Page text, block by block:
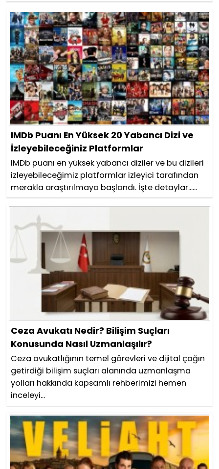
IMDb Puanı En Yüksek 20 Yabancı Dizi ve
İzleyebileceğiniz Platformlar
IMDb puanı en yüksek yabancı diziler ve bu dizileri
izleyebileceğimiz platformlar izleyici tarafından
merakla araştırılmaya başlandı. İşte detaylar......
Ceza Avukatı Nedir? Bilişim Suçları
Konusunda Nasıl Uzmanlaşılır?
Ceza avukatlığının temel görevleri ve dijital çağın
getirdiği bilişim suçları alanında uzmanlaşma
yolları hakkında kapsamlı rehberimizi hemen
inceleyi...